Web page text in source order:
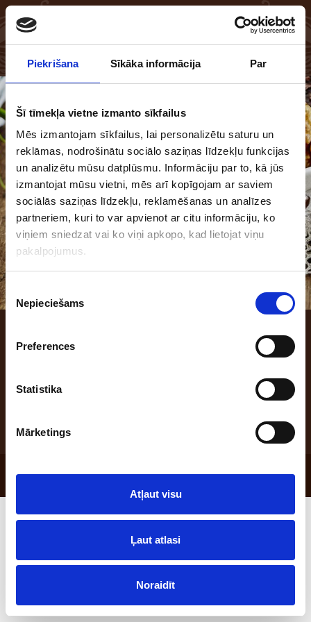
Piekrišana Sīkāka informācija Par
Šī tīmekļa vietne izmanto sīkfailus
Mēs izmantojam sīkfailus, lai personalizētu saturu un
reklāmas, nodrošinātu sociālo saziņas līdzekļu funkcijas
un analizētu mūsu datplūsmu. Informāciju par to, kā jūs
izmantojat mūsu vietni, mēs arī kopīgojam ar saviem
sociālās saziņas līdzekļu, reklamēšanas un analīzes
partneriem, kuri to var apvienot ar citu informāciju, ko
viņiem sniedzat vai ko viņi apkopo, kad lietojat viņu
pakalpojumus.
Piekrišanas
izvēle
Nepieciešams
Preferences
Statistika
Mārketings
Atļaut visu
Ļaut atlasi
Noraidīt
EN
Address: "Benūžu - Skauģi", Babītes pag., Babītes nov., Latvija, LV-2107;
© 2026 SIA "Lāči"